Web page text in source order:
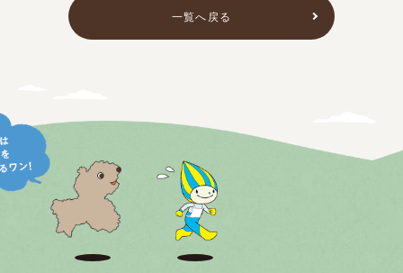
一覧へ戻る